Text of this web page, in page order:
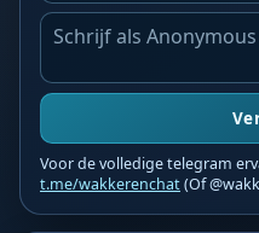
Voor de volledige telegram
t.me/wakkerenchat(Of